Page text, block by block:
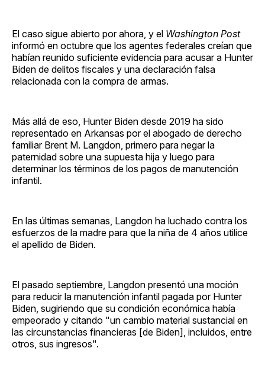
El caso sigue abierto por ahora, y el Washington Post
informó en octubre que los agentes federales creían que
habían reunido suficiente evidencia para acusar a Hunter
Biden de delitos fiscales y una declaración falsa
relacionada con la compra de armas.
Más allá de eso, Hunter Biden desde 2019 ha sido
representado en Arkansas por el abogado de derecho
familiar Brent M. Langdon, primero para negar la
paternidad sobre una supuesta hija y luego para
determinar los términos de los pagos de manutención
infantil.
En las últimas semanas, Langdon ha luchado contra los
esfuerzos de la madre para que la niña de 4 años utilice
el apellido de Biden.
El pasado septiembre, Langdon presentó una moción
para reducir la manutención infantil pagada por Hunter
Biden, sugiriendo que su condición económica había
empeorado y citando "un cambio material sustancial en
las circunstancias financieras [de Biden], incluidos, entre
otros, sus ingresos".